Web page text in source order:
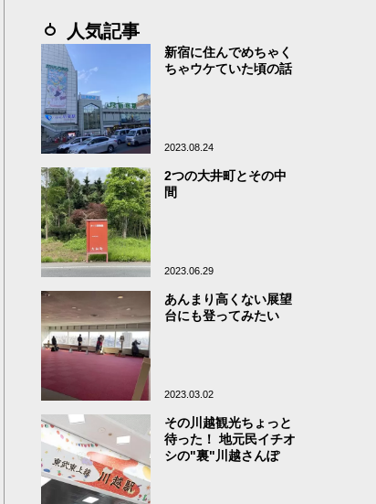
人気記事
新宿に住んでめちゃく
ちゃウケていた頃の話
2023.08.24
2つの大井町とその中
間
2023.06.29
あんまり高くない展望
台にも登ってみたい
2023.03.02
その川越観光ちょっと
待った！ 地元民イチオ
シの"裏"川越さんぽ